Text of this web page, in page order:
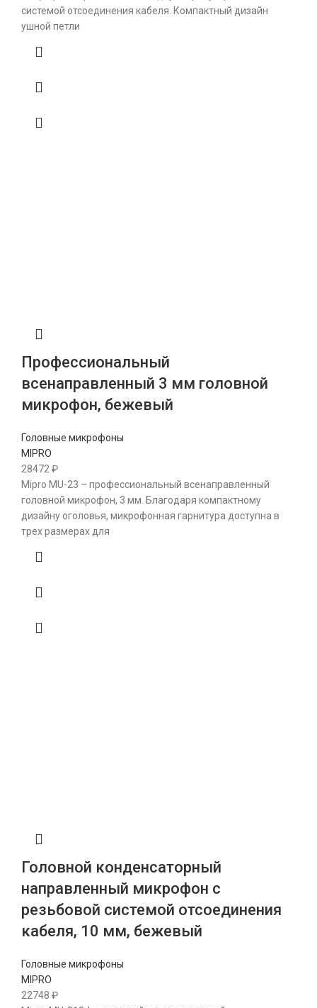
системой отсоединения кабеля. Компактный дизайн
ушной петли
Профессиональный
всенаправленный 3 мм головной
микрофон, бежевый
Головные микрофоны
MIPRO
28472 ₽
Mipro MU-23 – профессиональный всенаправленный
головной микрофон, 3 мм. Благодаря компактному
дизайну оголовья, микрофонная гарнитура доступна в
трех размерах для
Головной конденсаторный
направленный микрофон с
резьбовой системой отсоединения
кабеля, 10 мм, бежевый
Головные микрофоны
MIPRO
22748 ₽